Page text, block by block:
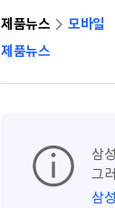
제품뉴스
모바일
제품뉴스
삼
그
삼